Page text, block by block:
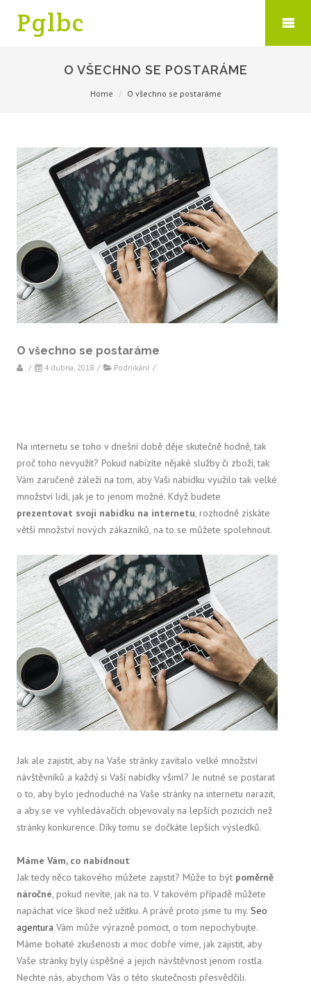
Pglbc
O VŠECHNO SE POSTARÁME
Home O všechno se postaráme
O všechno se postaráme
/ 4 dubna, 2018 / Podnikání /
Na internetu se toho v dnešní době děje skutečně hodně, tak
proč toho nevyužít? Pokud nabízíte nějaké služby či zboží, tak
Vám zaručeně záleží na tom, aby Vaši nabídku využilo tak velké
množství lidí, jak je to jenom možné. Když budete
prezentovat svoji nabídku na internetu, rozhodně získáte
větší množství nových zákazníků, na to se můžete spolehnout.
Jak ale zajistit, aby na Vaše stránky zavítalo velké množství
návštěvníků a každý si Vaší nabídky všiml? Je nutné se postarat
o to, aby bylo jednoduché na Vaše stránky na internetu narazit,
a aby se ve vyhledávačích objevovaly na lepších pozicích než
stránky konkurence. Díky tomu se dočkáte lepších výsledků.
Máme Vám, co nabídnout
Jak tedy něco takového můžete zajistit? Může to být poměrně
náročné, pokud nevíte, jak na to. V takovém případě můžete
napáchat více škod než užitku. A právě proto jsme tu my. Seo
agentura Vám může výrazně pomoct, o tom nepochybujte.
Máme bohaté zkušenosti a moc dobře víme, jak zajistit, aby
Vaše stránky byly úspěšné a jejich návštěvnost jenom rostla.
Nechte nás, abychom Vás o této skutečnosti přesvědčili.